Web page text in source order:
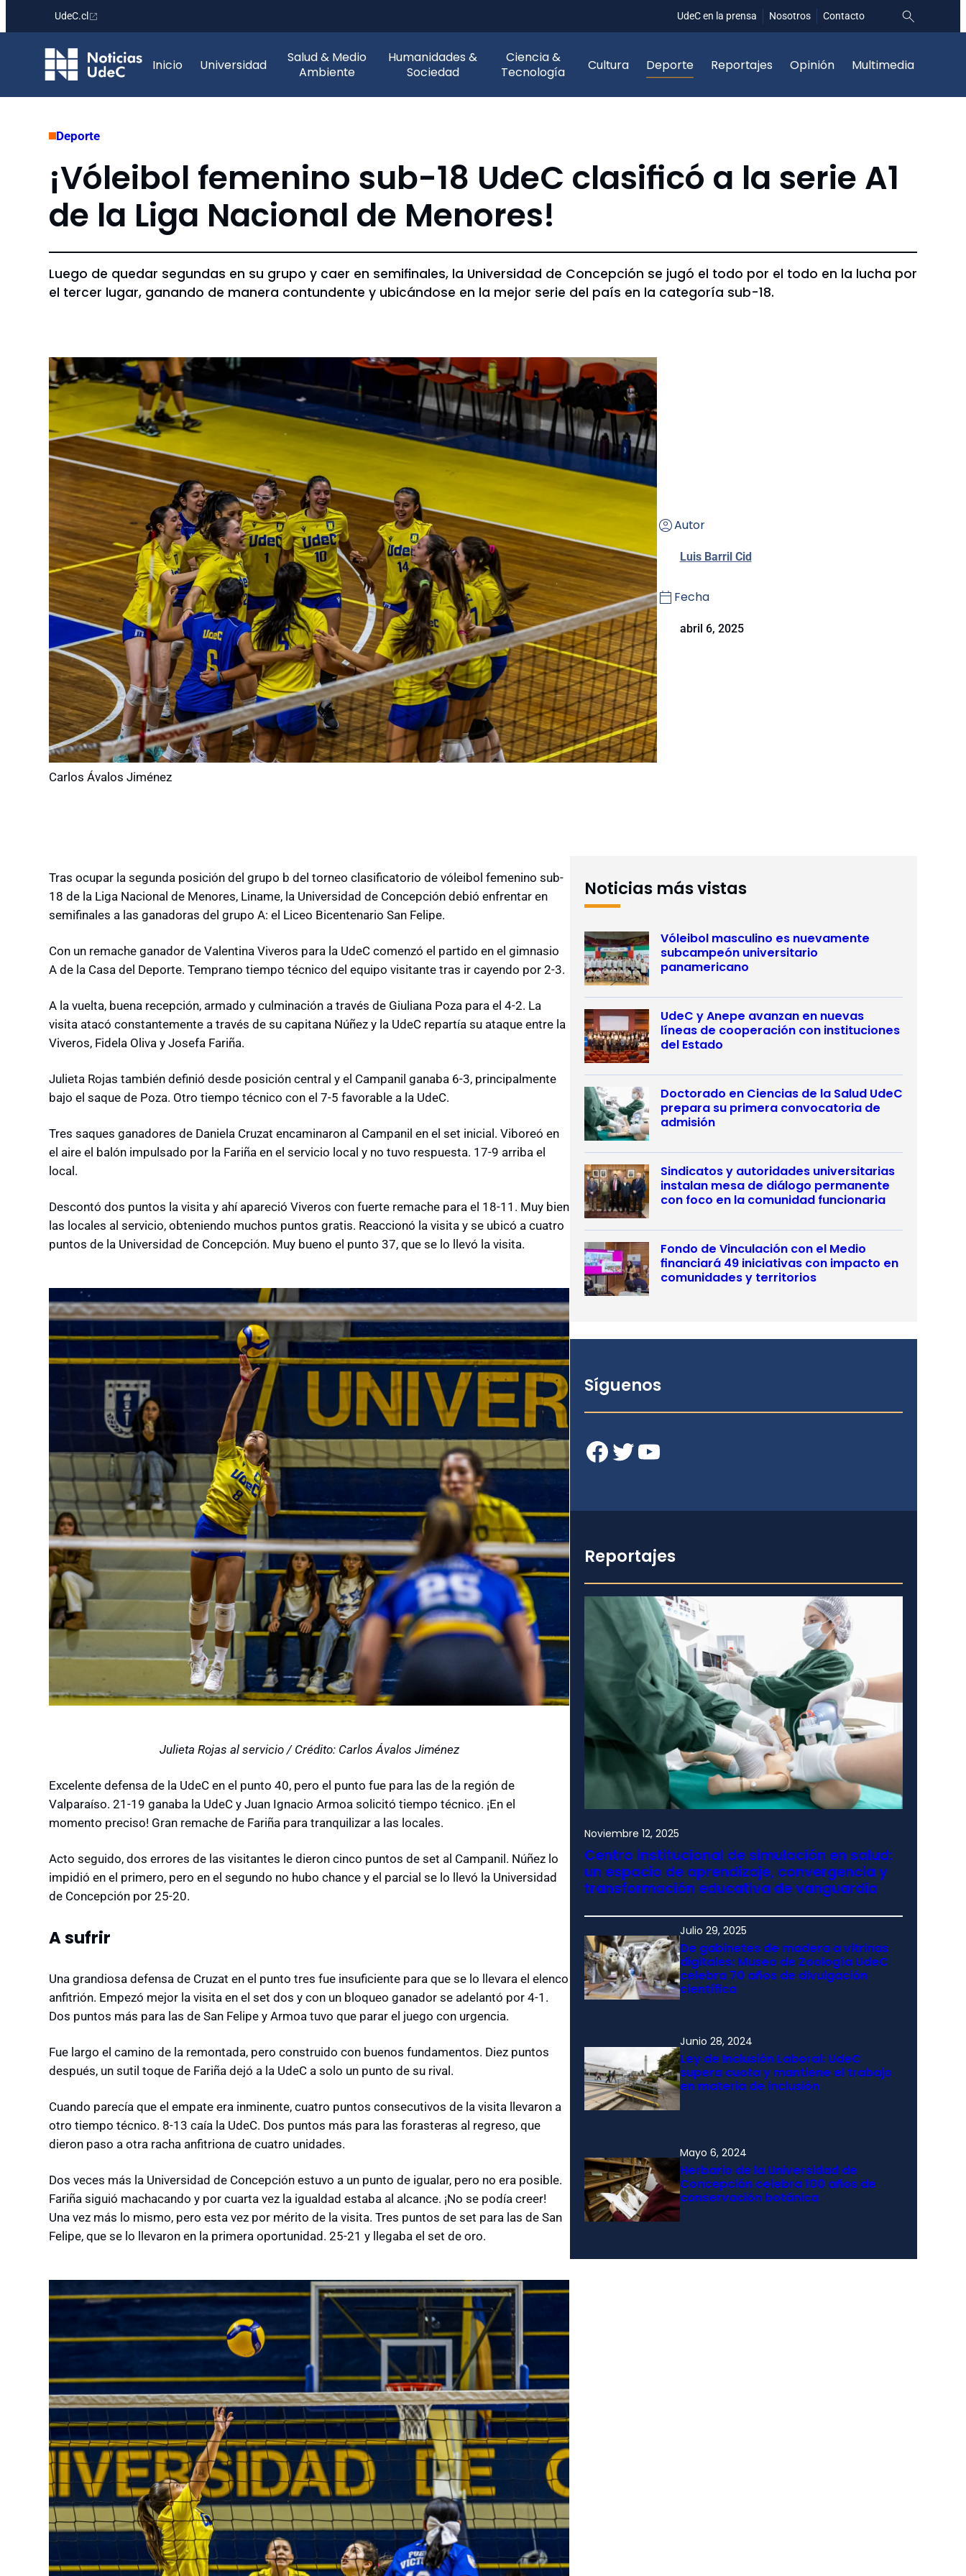
contenido
UdeC.cl UdeC en la prensa Nosotros Contacto
Inicio Universidad
Salud & Medio
Ambiente
Humanidades &
Sociedad
Ciencia &
Tecnología
Cultura Deporte Reportajes Opinión Multimedia
Deporte
¡Vóleibol femenino sub-18 UdeC clasificó a la serie A1
de la Liga Nacional de Menores!
Luego de quedar segundas en su grupo y caer en semifinales, la Universidad de Concepción se jugó el todo por el todo en la lucha por
el tercer lugar, ganando de manera contundente y ubicándose en la mejor serie del país en la categoría sub-18.
Carlos Ávalos Jiménez
Autor
Luis Barril Cid
Fecha
abril 6, 2025
Tras ocupar la segunda posición del grupo b del torneo clasificatorio de vóleibol femenino sub-
18 de la Liga Nacional de Menores, Liname, la Universidad de Concepción debió enfrentar en
semifinales a las ganadoras del grupo A: el Liceo Bicentenario San Felipe.
Con un remache ganador de Valentina Viveros para la UdeC comenzó el partido en el gimnasio
A de la Casa del Deporte. Temprano tiempo técnico del equipo visitante tras ir cayendo por 2-3.
A la vuelta, buena recepción, armado y culminación a través de Giuliana Poza para el 4-2. La
visita atacó constantemente a través de su capitana Núñez y la UdeC repartía su ataque entre la
Viveros, Fidela Oliva y Josefa Fariña.
Julieta Rojas también definió desde posición central y el Campanil ganaba 6-3, principalmente
bajo el saque de Poza. Otro tiempo técnico con el 7-5 favorable a la UdeC.
Tres saques ganadores de Daniela Cruzat encaminaron al Campanil en el set inicial. Viboreó en
el aire el balón impulsado por la Fariña en el servicio local y no tuvo respuesta. 17-9 arriba el
local.
Descontó dos puntos la visita y ahí apareció Viveros con fuerte remache para el 18-11. Muy bien
las locales al servicio, obteniendo muchos puntos gratis. Reaccionó la visita y se ubicó a cuatro
puntos de la Universidad de Concepción. Muy bueno el punto 37, que se lo llevó la visita.
Julieta Rojas al servicio / Crédito: Carlos Ávalos Jiménez
Excelente defensa de la UdeC en el punto 40, pero el punto fue para las de la región de
Valparaíso. 21-19 ganaba la UdeC y Juan Ignacio Armoa solicitó tiempo técnico. ¡En el
momento preciso! Gran remache de Fariña para tranquilizar a las locales.
Acto seguido, dos errores de las visitantes le dieron cinco puntos de set al Campanil. Núñez lo
impidió en el primero, pero en el segundo no hubo chance y el parcial se lo llevó la Universidad
de Concepción por 25-20.
A sufrir
Una grandiosa defensa de Cruzat en el punto tres fue insuficiente para que se lo llevara el elenco
anfitrión. Empezó mejor la visita en el set dos y con un bloqueo ganador se adelantó por 4-1.
Dos puntos más para las de San Felipe y Armoa tuvo que parar el juego con urgencia.
Fue largo el camino de la remontada, pero construido con buenos fundamentos. Diez puntos
después, un sutil toque de Fariña dejó a la UdeC a solo un punto de su rival.
Cuando parecía que el empate era inminente, cuatro puntos consecutivos de la visita llevaron a
otro tiempo técnico. 8-13 caía la UdeC. Dos puntos más para las forasteras al regreso, que
dieron paso a otra racha anfitriona de cuatro unidades.
Dos veces más la Universidad de Concepción estuvo a un punto de igualar, pero no era posible.
Fariña siguió machacando y por cuarta vez la igualdad estaba al alcance. ¡No se podía creer!
Una vez más lo mismo, pero esta vez por mérito de la visita. Tres puntos de set para las de San
Felipe, que se lo llevaron en la primera oportunidad. 25-21 y llegaba el set de oro.
Noticias más vistas
Vóleibol masculino es nuevamente
subcampeón universitario
panamericano
UdeC y Anepe avanzan en nuevas
líneas de cooperación con instituciones
del Estado
Doctorado en Ciencias de la Salud UdeC
prepara su primera convocatoria de
admisión
Sindicatos y autoridades universitarias
instalan mesa de diálogo permanente
con foco en la comunidad funcionaria
Fondo de Vinculación con el Medio
financiará 49 iniciativas con impacto en
comunidades y territorios
Síguenos
Facebook Twitter YouTube
Reportajes
Noviembre 12, 2025
Centro institucional de simulación en salud:
un espacio de aprendizaje, convergencia y
transformación educativa de vanguardia
Julio 29, 2025
De gabinetes de madera a vitrinas
digitales: Museo de Zoología UdeC
celebra 70 años de divulgación
científica
Junio 28, 2024
Ley de Inclusión Laboral: UdeC
supera cuota y mantiene el trabajo
en materia de inclusión
Mayo 6, 2024
Herbario de la Universidad de
Concepción celebra 100 años de
conservación botánica